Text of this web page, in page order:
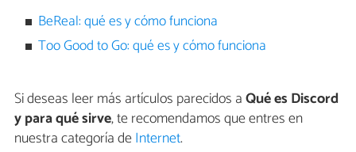
BeReal: qué es y cómo funciona
Too Good to Go: qué es y cómo funciona
Si deseas leer más artículos parecidos aQué es Discord
y para qué sirve, te recomendamos que entres en
nuestra categoría deInternet.